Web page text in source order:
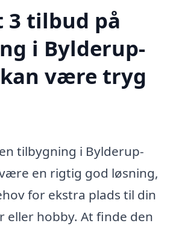
3 tilbud på
i Bylderup-
kan være tryg
tilbygning i Bylderup-
en rigtig god løsning,
for ekstra plads til din
eller hobby. At finde den